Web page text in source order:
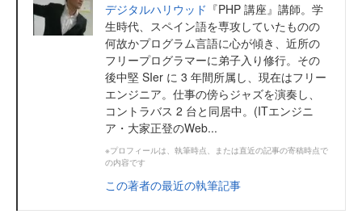
デジタルハリウッド 『PHP 講座』講師。学
生時代、スペイン語を専攻していたものの
何故かプログラム言語に心が傾き、近所の
フリープログラマーに弟子入り修行。その
後中堅 SIer に 3 年間所属し、現在はフリー
エンジニア。仕事の傍らジャズを演奏し、
コントラバス 2 台と同居中。(ITエンジニ
ア・大家正登のWeb...
※プロフィールは、執筆時点、または直近の記事の寄稿時点で
の内容です
この著者の最近の執筆記事